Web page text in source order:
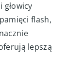
flash,
lepszą